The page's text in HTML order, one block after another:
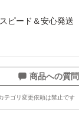
スピード＆安心発送
商品への質問
テゴリ変更依頼は禁止です